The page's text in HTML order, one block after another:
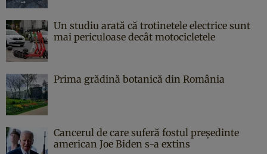
Un studiu arată că trotinetele electrice sunt
mai periculoase decât motocicletele
Prima grădină botanică din România
Cancerul de care suferă fostul președinte
american Joe Biden s-a extins